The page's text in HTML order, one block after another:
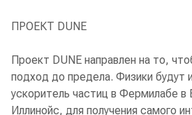
ПРОЕКТ DUNE
Проект DUNE направлен на то,
подход до предела. Физики будут
ускоритель частиц в Фермилабе в
Иллинойс, для получения самого